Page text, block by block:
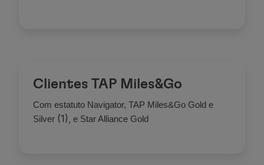
Clientes TAP Miles&Go
Com estatuto Navigator, TAP Miles&Go Gold e
Silver (1) e Star Alliance Gold